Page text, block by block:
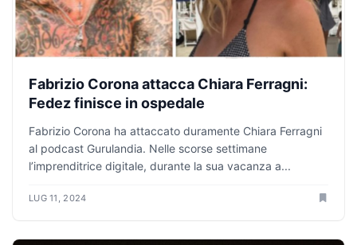
Fabrizio Corona attacca Chiara Ferragni:
Fedez finisce in ospedale
Fabrizio Corona ha attaccato duramente Chiara Ferragni
al podcast Gurulandia. Nelle scorse settimane
l’imprenditrice digitale, durante la sua vacanza a...
LUG 11, 2024